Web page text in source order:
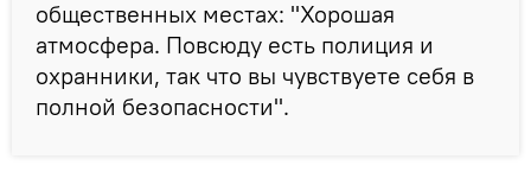
общественных местах: "Хорошая
атмосфера. Повсюду есть полиция и
охранники, так что вы чувствуете себя в
полной безопасности".